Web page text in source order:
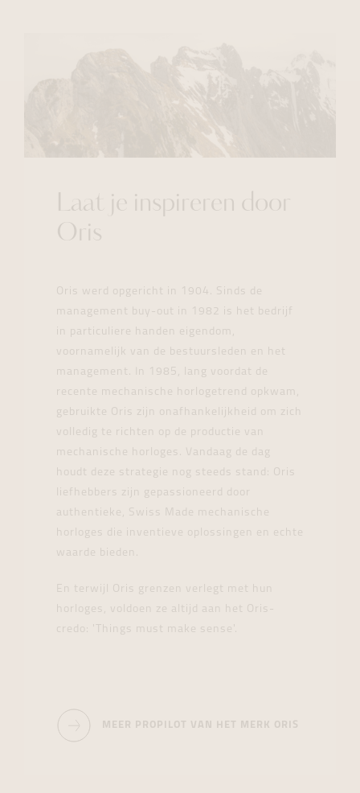
Laat je inspireren door
Oris
Oris werd opgericht in 1904. Sinds de
management buy-out in 1982 is het bedrijf
in particuliere handen eigendom,
voornamelijk van de bestuursleden en het
management. In 1985, lang voordat de
recente mechanische horlogetrend opkwam,
gebruikte Oris zijn onafhankelijkheid om zich
volledig te richten op de productie van
mechanische horloges. Vandaag de dag
houdt deze strategie nog steeds stand: Oris
liefhebbers zijn gepassioneerd door
authentieke, Swiss Made mechanische
horloges die inventieve oplossingen en echte
waarde bieden.
En terwijl Oris grenzen verlegt met hun
horloges, voldoen ze altijd aan het Oris-
credo: 'Things must make sense'.
MEER PROPILOT VAN HET MERK ORIS